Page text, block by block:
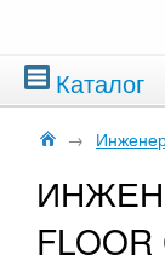
Каталог
→
FLOOR